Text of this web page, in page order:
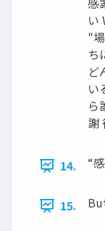
い
"
ち
ど
い
ら
謝
14. “
15.